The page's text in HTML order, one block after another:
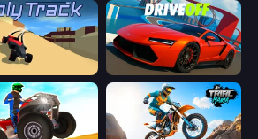
DriveOff